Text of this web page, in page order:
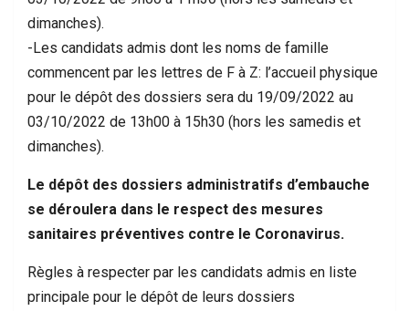
dimanches).
-Les candidats admis dont les noms de famille
commencent par les lettres de F à Z: l’accueil physique
pour le dépôt des dossiers sera du 19/09/2022 au
03/10/2022 de 13h00 à 15h30 (hors les samedis et
dimanches).
Le dépôt des dossiers administratifs d’embauche
se déroulera dans le respect des mesures
sanitaires préventives contre le Coronavirus.
Règles à respecter par les candidats admis en liste
principale pour le dépôt de leurs dossiers